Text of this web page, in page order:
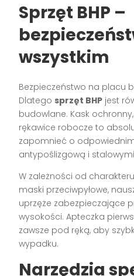
Sprzęt BHP –
wszystkim
Bezpieczeństwo na placu
Dlatego sprzęt BHP jest
budowlane. Kask
rękawice robocze to
zapomnieć o
antypoślizgową i
W zależności od
maski przeciwpyłowe,
uprzęże zabezpieczające
wysokości. Apteczka
zawsze pod ręką, aby
wypadku.
Narzędzia